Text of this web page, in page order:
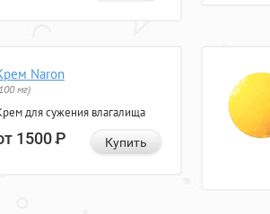
Naron
мг)
для сужения влагалища
1500Р Купить